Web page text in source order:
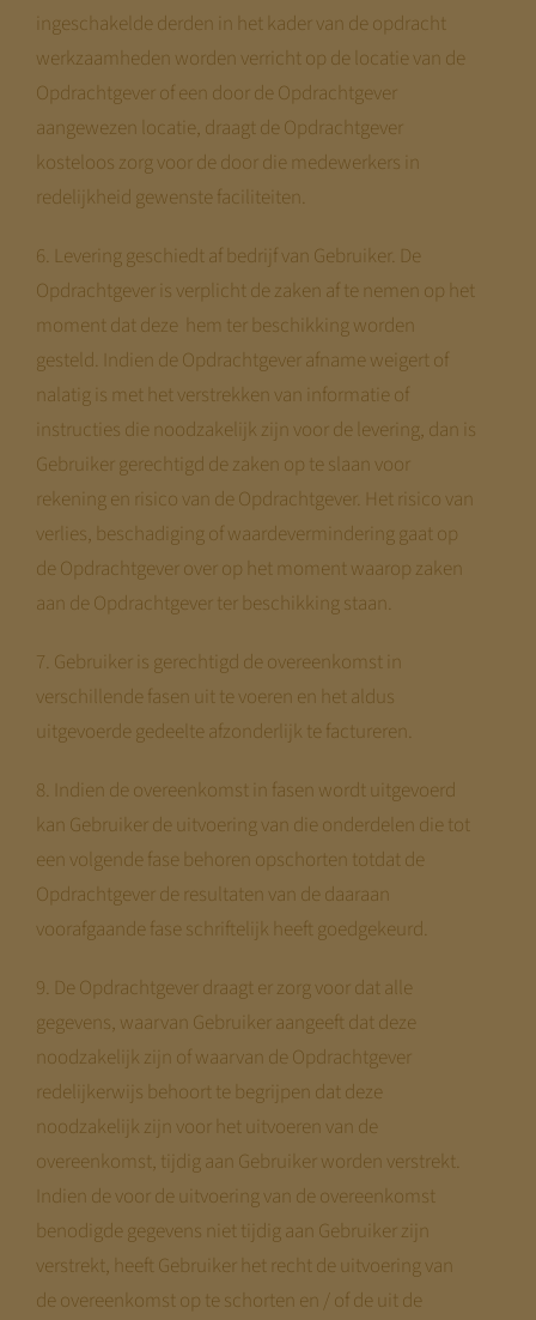
ingeschakelde derden in het kader van de opdracht
werkzaamheden worden verricht op de locatie van de
Opdrachtgever of een door de Opdrachtgever
aangewezen locatie, draagt de Opdrachtgever
kosteloos zorg voor de door die medewerkers in
redelijkheid gewenste faciliteiten.
6. Levering geschiedt af bedrijf van Gebruiker. De
Opdrachtgever is verplicht de zaken af te nemen op het
moment dat deze hem ter beschikking worden
gesteld. Indien de Opdrachtgever afname weigert of
nalatig is met het verstrekken van informatie of
instructies die noodzakelijk zijn voor de levering, dan is
Gebruiker gerechtigd de zaken op te slaan voor
rekening en risico van de Opdrachtgever. Het risico van
verlies, beschadiging of waardevermindering gaat op
de Opdrachtgever over op het moment waarop zaken
aan de Opdrachtgever ter beschikking staan.
7. Gebruiker is gerechtigd de overeenkomst in
verschillende fasen uit te voeren en het aldus
uitgevoerde gedeelte afzonderlijk te factureren.
8. Indien de overeenkomst in fasen wordt uitgevoerd
kan Gebruiker de uitvoering van die onderdelen die tot
een volgende fase behoren opschorten totdat de
Opdrachtgever de resultaten van de daaraan
voorafgaande fase schriftelijk heeft goedgekeurd.
9. De Opdrachtgever draagt er zorg voor dat alle
gegevens, waarvan Gebruiker aangeeft dat deze
noodzakelijk zijn of waarvan de Opdrachtgever
redelijkerwijs behoort te begrijpen dat deze
noodzakelijk zijn voor het uitvoeren van de
overeenkomst, tijdig aan Gebruiker worden verstrekt.
Indien de voor de uitvoering van de overeenkomst
benodigde gegevens niet tijdig aan Gebruiker zijn
verstrekt, heeft Gebruiker het recht de uitvoering van
de overeenkomst op te schorten en / of de uit de